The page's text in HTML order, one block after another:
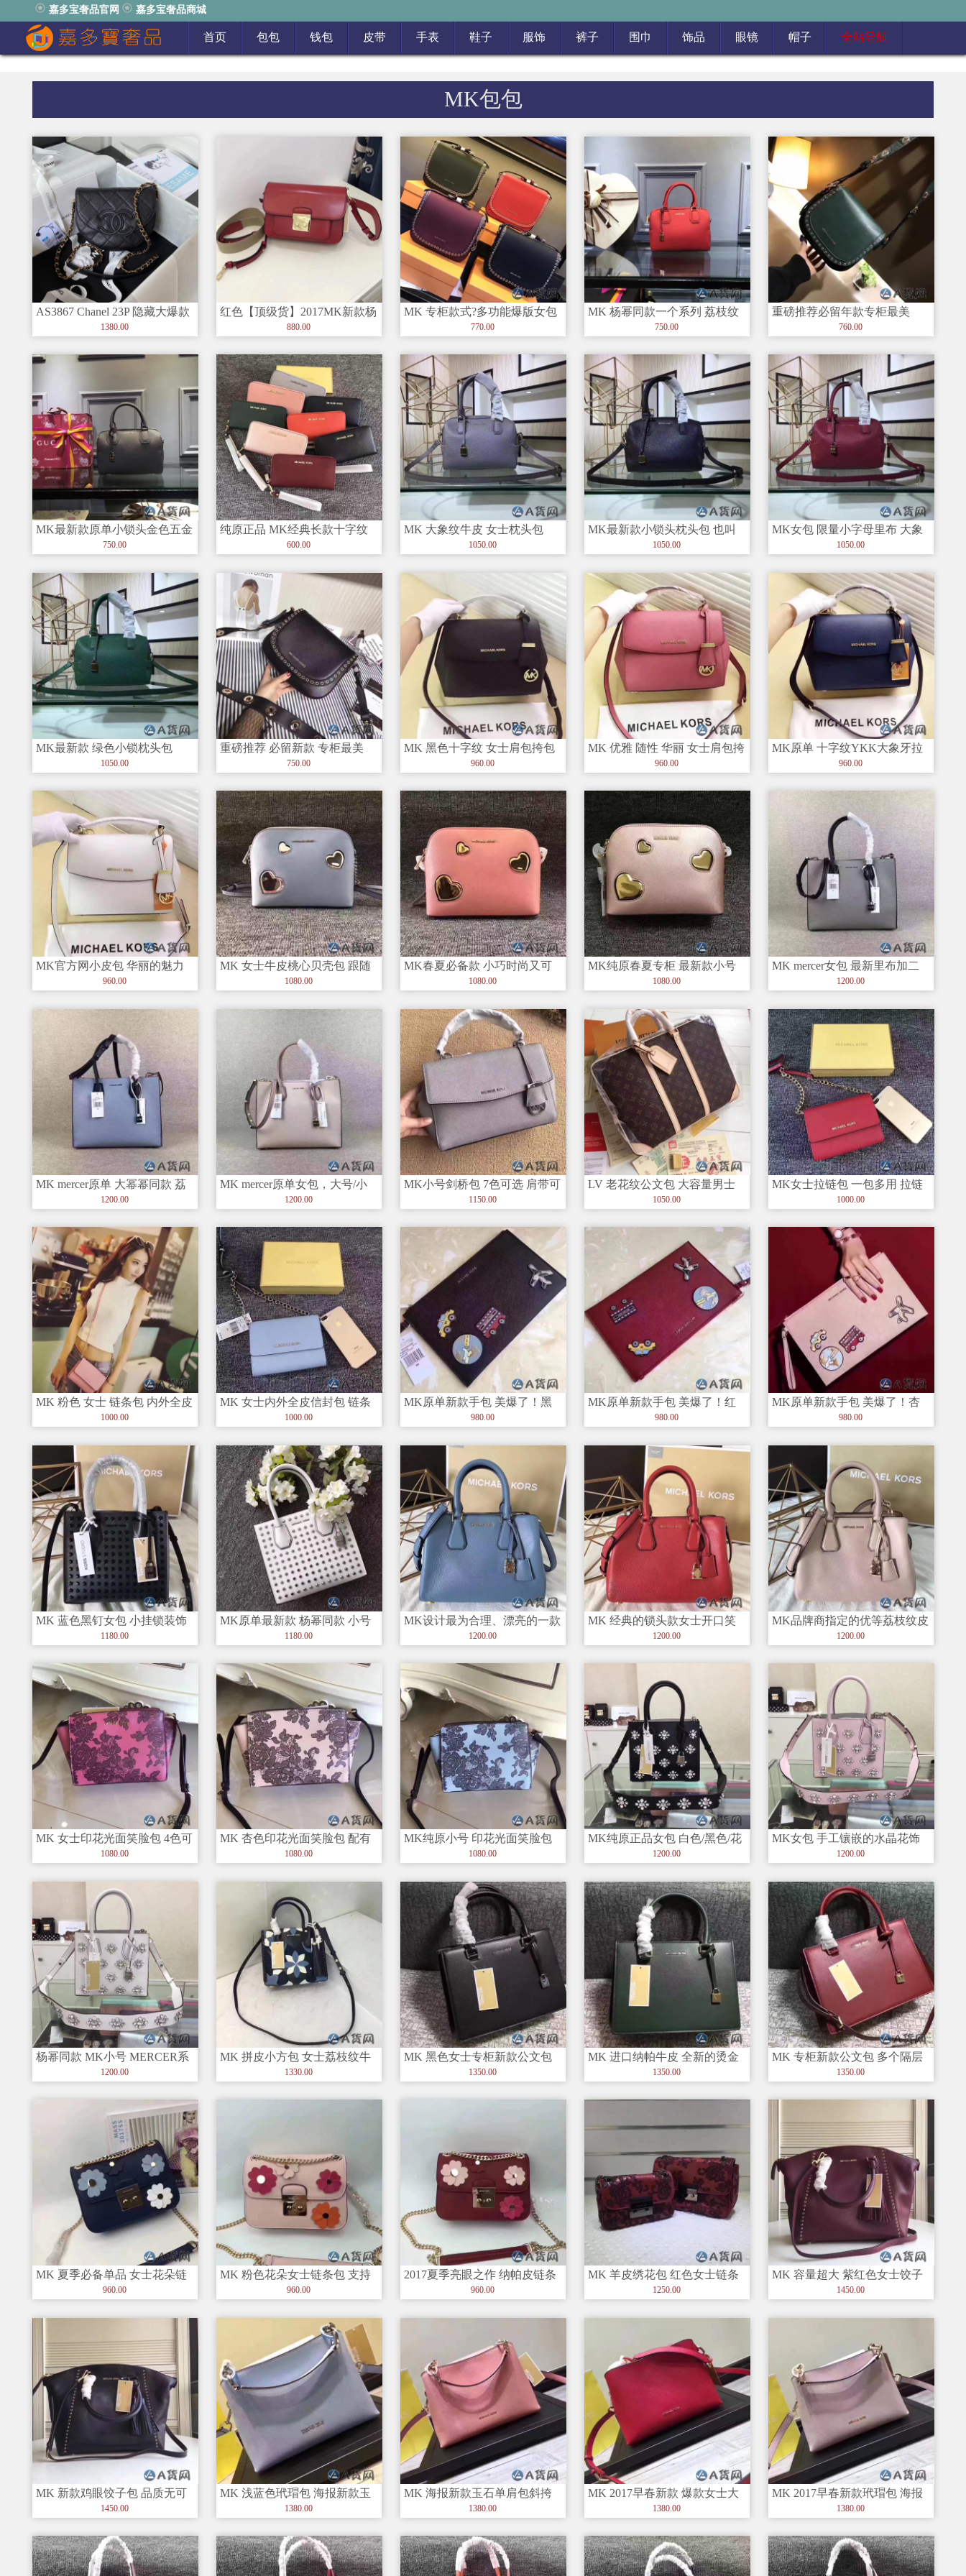
嘉多宝奢品官网 嘉多宝奢品商城
首页 包包 钱包 皮带 手表 鞋子 服饰 裤子 围巾 饰品 眼镜 帽子 全站导航
MK包包
AS3867 Chanel 23P 隐藏大爆款
1380.00
红色【顶级货】2017MK新款杨
幂同款sloan链条小方包
880.00
MK 专柜款式?多功能爆版女包
时尚高品质实拍图
770.00
MK 杨幂同款一个系列 荔枝纹
牛皮女士枕头包
750.00
重磅推荐必留年款专柜最美
MichaelKors Brooklyn马鞍包
760.00
MK最新款原单小锁头金色五金
枕头包 ，也叫Mercer旅行包
750.00
纯原正品 MK经典长款十字纹
牛皮拉链手腕钱包，Ykk拉
600.00
MK 大象纹牛皮 女士枕头包
1050.00
MK最新款小锁头枕头包 也叫
Mercer旅行包和杨幂同款一个
1050.00
MK女包 限量小字母里布 大象
纹牛皮与极简金属的完美组合
1050.00
MK最新款 绿色小锁枕头包
1050.00
重磅推荐 必留新款 专柜最美
MichaelKors Brooklyn马鞍包
750.00
MK 黑色十字纹 女士肩包挎包
官方网小皮包 原单
960.00
MK 优雅 随性 华丽 女士肩包挎
包 独家背景凭自成一格的设计
960.00
MK原单 十字纹YKK大象牙拉
链实心五金女士肩包挎包
960.00
MK官方网小皮包 华丽的魅力
960.00
MK 女士牛皮桃心贝壳包 跟随
潮流的前沿 抢眼神器
1080.00
MK春夏必备款 小巧时尚又可
爱的桃心 女士贝壳包
1080.00
MK纯原春夏专柜 最新款小号
贝壳包 十字纹牛皮
1080.00
MK mercer女包 最新里布加二
维码、非常轻便！显气质！
1200.00
MK mercer原单 大幂幂同款 荔
枝纹牛皮女包1200.00
MK mercer原单女包，大号/小
号两个尺寸，大幂幂同款！
1200.00
MK小号剑桥包 7色可选 肩带可
拆卸 尺寸25/10/18
1150.00
LV 老花纹公文包 大容量男士
手提包 细节完美随意出入专柜
1050.00
MK女士拉链包 一包多用 拉链
袋内正确二维码内标
1000.00
MK 粉色 女士 链条包 内外全皮
信封包 配原单盒子
1000.00
MK 女士内外全皮信封包 链条
肩带可以取下来
1000.00
MK原单新款手包 美爆了！黑
色！非常适合这个夏天！尺寸
980.00
MK原单新款手包 美爆了！红
色！非常适合这个夏天！尺寸
980.00
MK原单新款手包 美爆了！杏
色！非常适合这个夏天！尺寸
980.00
MK 蓝色黑钉女包 小挂锁装饰
可以手提单肩斜挎
1180.00
MK原单最新款 杨幂同款 小号
牛皮女士铆钉包
1180.00
MK设计最为合理、漂亮的一款
女包 开口笑款式 绝对堪称经典
1200.00
MK 经典的锁头款女士开口笑
女包 柔软的荔枝纹
1200.00
MK品牌商指定的优等荔枝纹皮
料 杏色开口笑款包
1200.00
MK 女士印花光面笑脸包 4色可
1080.00
MK 杏色印花光面笑脸包 配有
1080.00
MK纯原小号 印花光面笑脸包
尺寸：23x18x8cm
1080.00
MK纯原正品女包 白色/黑色/花
粉 水晶装饰花朵 怎一个美字了
1200.00
MK女包 手工镶嵌的水晶花饰
配同款水晶花饰宽肩带
1200.00
杨幂同款 MK小号 MERCER系
列新成员 水晶花女士包
1200.00
MK 拼皮小方包 女士荔枝纹牛
皮拼接出花朵印花链条包
1330.00
MK 黑色女士专柜新款公文包
活动钥匙扣更人性化
1350.00
MK 进口纳帕牛皮 全新的烫金
logo内标 女士手提包（配肩
1350.00
MK 专柜新款公文包 多个隔层
带双拉链设计理念更加实用
1350.00
MK 夏季必备单品 女士花朵链
960.00
MK 粉色花朵女士链条包 支持
专柜对比 尺寸 22/16/8
960.00
2017夏季亮眼之作 纳帕皮链条
单手柄单肩斜挎女包
960.00
MK 羊皮绣花包 红色女士链条
1250.00
MK 容量超大 紫红色女士饺子
包 头层软牛皮 皮质柔软细腻
1450.00
MK 新款鸡眼饺子包 品质无可
1450.00
MK 浅蓝色玳瑁包 海报新款玉
石单肩包斜挎包
1380.00
MK 海报新款玉石单肩包斜挎
包 新里布 四季可搭配
1380.00
MK 2017早春新款 爆款女士大
1380.00
MK 2017早春新款玳瑁包 海报
1380.00